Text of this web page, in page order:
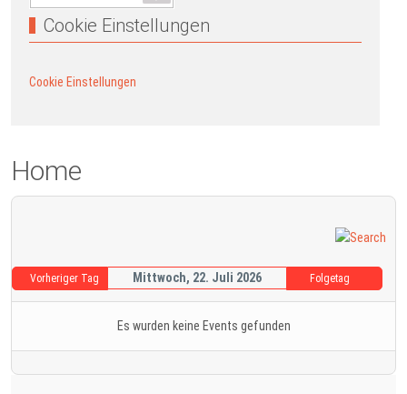
Cookie Einstellungen
Cookie Einstellungen
Home
Vorheriger Tag Mittwoch, 22. Juli 2026 Folgetag
Es wurden keine Events gefunden